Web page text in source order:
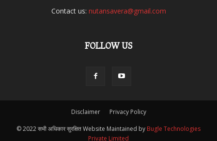
Contact us: nutansavera@gmail.com
FOLLOW US
Disclaimer Privacy Policy
© 2022 सभी अधिकार सुरक्षित Website Maintained by Bugle Technologies
Private Limited